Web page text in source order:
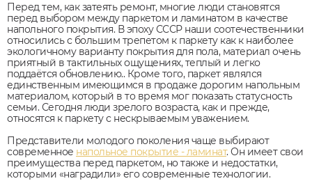
Перед тем, как затеять ремонт, многие люди становятся
перед выбором между паркетом и ламинатом в качестве
напольного покрытия. В эпоху СССР наши соотечественники
относились с большим трепетом к паркету как к наиболее
экологичному варианту покрытия для пола, материал очень
приятный в тактильных ощущениях, теплый и легко
поддаётся обновлению.. Кроме того, паркет являлся
единственным имеющимся в продаже дорогим напольным
материалом, который в то время мог показать статусность
семьи. Сегодня люди зрелого возраста, как и прежде,
относятся к паркету с нескрываемым уважением.
Представители молодого поколения чаще выбирают
современное напольное покрытие - ламинат. Он имеет свои
преимущества перед паркетом, но также и недостатки,
которыми «наградили» его современные технологии.